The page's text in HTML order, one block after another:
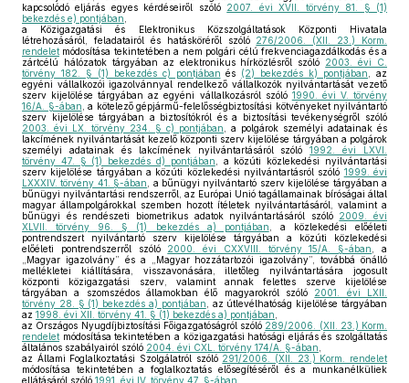
kapcsolódó eljárás egyes kérdéseiről szóló 2007. évi XVII. törvény 81. § (1)
bekezdés e) pontjában
a Közigazgatási és Elektronikus Közszolgáltatások Központi Hivatala
létrehozásáról, feladatairól és hatásköréről szóló 276/2006. (XII. 23.) Korm.
rendelet módosítása tekintetében a nem polgári célú frekvenciagazdálkodás és a
zártcélú hálózatok tárgyában az elektronikus hírközlésről szóló 2003. évi C.
törvény 182. § (1) bekezdés c) pontjában és (2) bekezdés k) pontjában , az
egyéni vállalkozói igazolvánnyal rendelkező vállalkozók nyilvántartását vezető
szerv kijelölése tárgyában az egyéni vállalkozásról szóló 1990. évi V. törvény
16/A. §-ában , a kötelező gépjármű-felelősségbiztosítási kötvényeket nyilvántartó
szerv kijelölése tárgyában a biztosítókról és a biztosítási tevékenységről szóló
2003. évi LX. törvény 234. § c) pontjában , a polgárok személyi adatainak és
lakcímének nyilvántartását kezelő központi szerv kijelölése tárgyában a polgárok
személyi adatainak és lakcímének nyilvántartásáról szóló1992. évi LXVI.
törvény 47. § (1) bekezdés d) pontjában , a közúti közlekedési nyilvántartási
szerv kijelölése tárgyában a közúti közlekedési nyilvántartásról szóló 1999. évi
LXXXIV. törvény 41. §-ában
, a bűnügyi nyilvántartó szerv kijelölése tárgyában a
bűnügyi nyilvántartási rendszerről, az Európai Unió tagállamainak bíróságai által
magyar állampolgárokkal szemben hozott ítéletek nyilvántartásáról, valamint a
bűnügyi és rendészeti biometrikus adatok nyilvántartásáról szóló 2009. évi
XLVII. törvény 96. § (1) bekezdés a) pontjában , a közlekedési előéleti
pontrendszert nyilvántartó szerv kijelölése tárgyában a közúti közlekedési
előéleti pontrendszerről szóló 2000. évi CXXVIII. törvény 15/A. §-ában
, a
„Magyar igazolvány” és a „Magyar hozzátartozói igazolvány”, továbbá önálló
mellékletei kiállítására, visszavonására, illetőleg nyilvántartására jogosult
központi közigazgatási szerv, valamint annak felettes szerve kijelölése
tárgyában a szomszédos államokban élő magyarokról szóló 2001. évi LXII.
törvény 28. § (1) bekezdés a) pontjában , az útlevélhatóság kijelölése tárgyában
az 1998. évi XII. törvény 41. § (1) bekezdés a) pontjában
az Országos Nyugdíjbiztosítási Főigazgatóságról szóló 289/2006. (XII. 23.) Korm.
rendelet módosítása tekintetében a közigazgatási hatósági eljárás és szolgáltatás
általános szabályairól szóló 2004. évi CXL. törvény 174/A. §-ában
az Állami Foglalkoztatási Szolgálatról szóló 291/2006. (XII. 23.) Korm. rendelet
módosítása tekintetében a foglalkoztatás elősegítéséről és a munkanélküliek
ellátásáról szóló 1991. évi IV. törvény 47. §-ában